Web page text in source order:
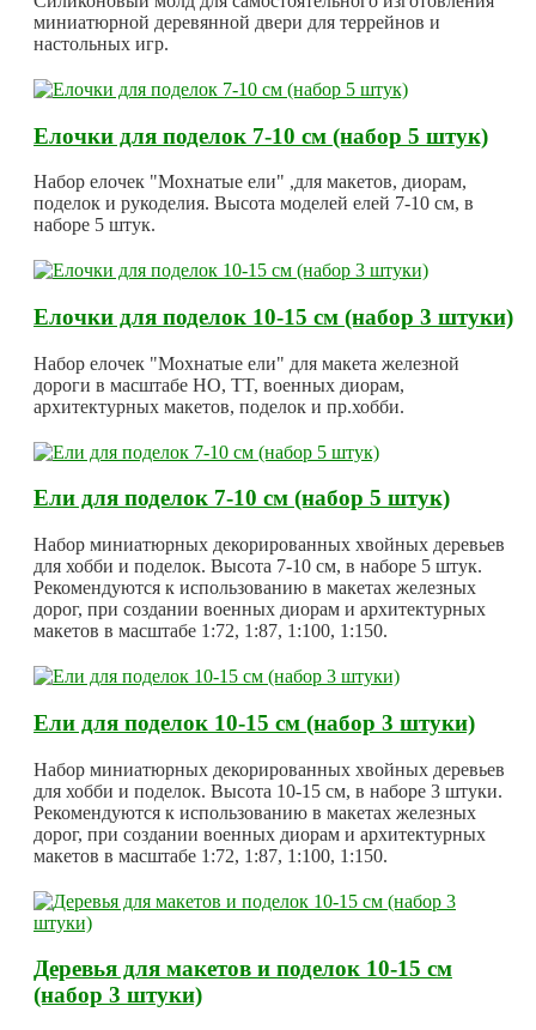
миниатюрной деревянной двери для террейнов и
настольных игр.
Елочки для поделок 7-10 см (набор 5 штук)
Набор елочек "Мохнатые ели" ,для макетов, диорам,
поделок и рукоделия. Высота моделей елей 7-10 см, в
наборе 5 штук.
Елочки для поделок 10-15 см (набор 3 штуки)
Набор елочек "Мохнатые ели" для макета железной
дороги в масштабе HO, TT, военных диорам,
архитектурных макетов, поделок и пр.хобби.
Ели для поделок 7-10 см (набор 5 штук)
Набор миниатюрных декорированных хвойных деревьев
для хобби и поделок. Высота 7-10 см, в наборе 5 штук.
Рекомендуются к использованию в макетах железных
дорог, при создании военных диорам и архитектурных
макетов в масштабе 1:72, 1:87, 1:100, 1:150.
Ели для поделок 10-15 см (набор 3 штуки)
Набор миниатюрных декорированных хвойных деревьев
для хобби и поделок. Высота 10-15 см, в наборе 3 штуки.
Рекомендуются к использованию в макетах железных
дорог, при создании военных диорам и архитектурных
макетов в масштабе 1:72, 1:87, 1:100, 1:150.
Деревья для макетов и поделок 10-15 см
(набор 3 штуки)